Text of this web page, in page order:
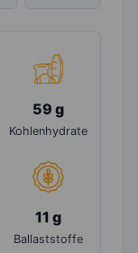
59 g
Kohlenhydrate
11 g
Ballaststoffe